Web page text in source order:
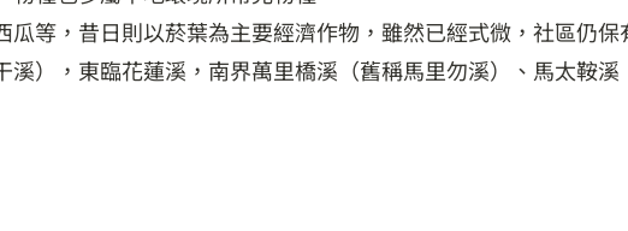
等，昔日則以菸葉為主要經濟作物，雖然已經式微，社區仍
），東臨花蓮溪，南界萬里橋溪（舊稱馬里勿溪）、馬太鞍